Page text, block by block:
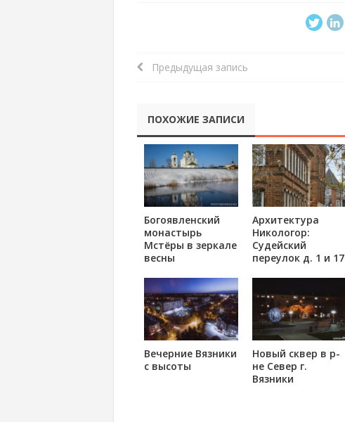
Предыдущая запись
ПОХОЖИЕ ЗАПИСИ
Богоявленский
монастырь
Мстёры в зеркале
весны
Архитектура
Никологор:
Судейский
переулок д. 1 и 17
Вечерние Вязники
с высоты
Новый сквер в р-
не Север г.
Вязники